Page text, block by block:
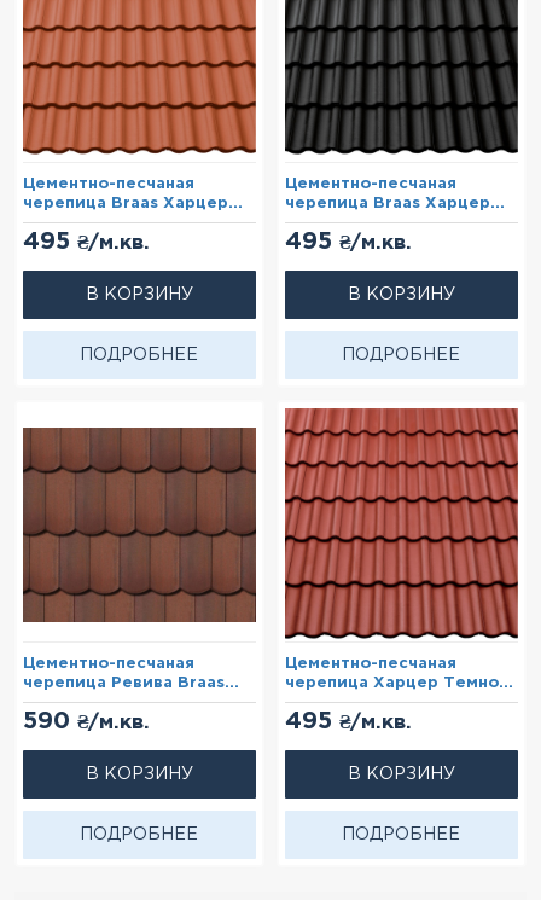
Цементно-песчаная
черепица Braas Харцер
Красный
495 ₴/м.кв.
В КОРЗИНУ
ПОДРОБНЕЕ
Цементно-песчаная
черепица Braas Харцер
Чёрный
495 ₴/м.кв.
В КОРЗИНУ
ПОДРОБНЕЕ
Цементно-песчаная
черепица Ревива Braas
Коричневый
590 ₴/м.кв.
В КОРЗИНУ
ПОДРОБНЕЕ
Цементно-песчаная
черепица Харцер Темно-
красный (Lumino)
495 ₴/м.кв.
В КОРЗИНУ
ПОДРОБНЕЕ